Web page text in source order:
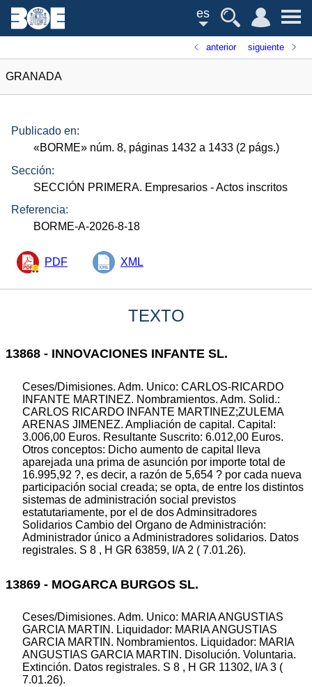
es
anterior siguiente
GRANADA
Publicado en:
«BORME» núm. 8, páginas 1432 a 1433 (2 págs.)
Sección:
SECCIÓN PRIMERA. Empresarios - Actos inscritos
Referencia:
BORME-A-2026-8-18
PDF XML
TEXTO
13868 - INNOVACIONES INFANTE SL.
Ceses/Dimisiones. Adm. Unico: CARLOS-RICARDO
INFANTE MARTINEZ. Nombramientos. Adm. Solid.:
CARLOS RICARDO INFANTE MARTINEZ;ZULEMA
ARENAS JIMENEZ. Ampliación de capital. Capital:
3.006,00 Euros. Resultante Suscrito: 6.012,00 Euros.
Otros conceptos: Dicho aumento de capital lleva
aparejada una prima de asunción por importe total de
16.995,92 ?, es decir, a razón de 5,654 ? por cada nueva
participación social creada; se opta, de entre los distintos
sistemas de administración social previstos
estatutariamente, por el de dos Adminsitradores
Solidarios Cambio del Organo de Administración:
Administrador único a Administradores solidarios. Datos
registrales. S 8 , H GR 63859, I/A 2 ( 7.01.26).
13869 - MOGARCA BURGOS SL.
Ceses/Dimisiones. Adm. Unico: MARIA ANGUSTIAS
GARCIA MARTIN. Liquidador: MARIA ANGUSTIAS
GARCIA MARTIN. Nombramientos. Liquidador: MARIA
ANGUSTIAS GARCIA MARTIN. Disolución. Voluntaria.
Extinción. Datos registrales. S 8 , H GR 11302, I/A 3 (
7.01.26).